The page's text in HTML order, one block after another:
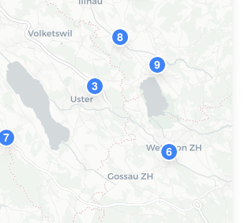
3
6
7
8
9